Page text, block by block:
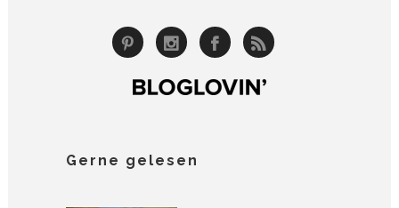
Gerne gelesen